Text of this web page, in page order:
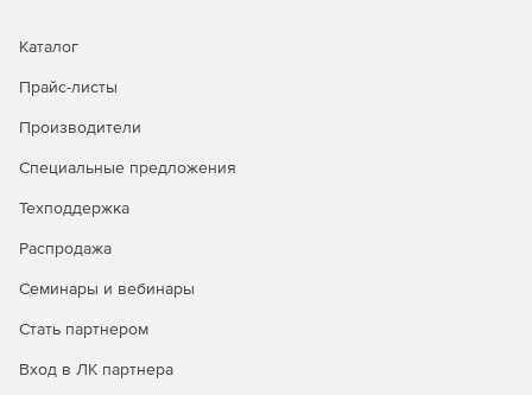
Каталог
Прайс-листы
Производители
Специальные предложения
Техподдержка
Распродажа
Семинары и вебинары
Стать партнером
Вход в ЛК партнера